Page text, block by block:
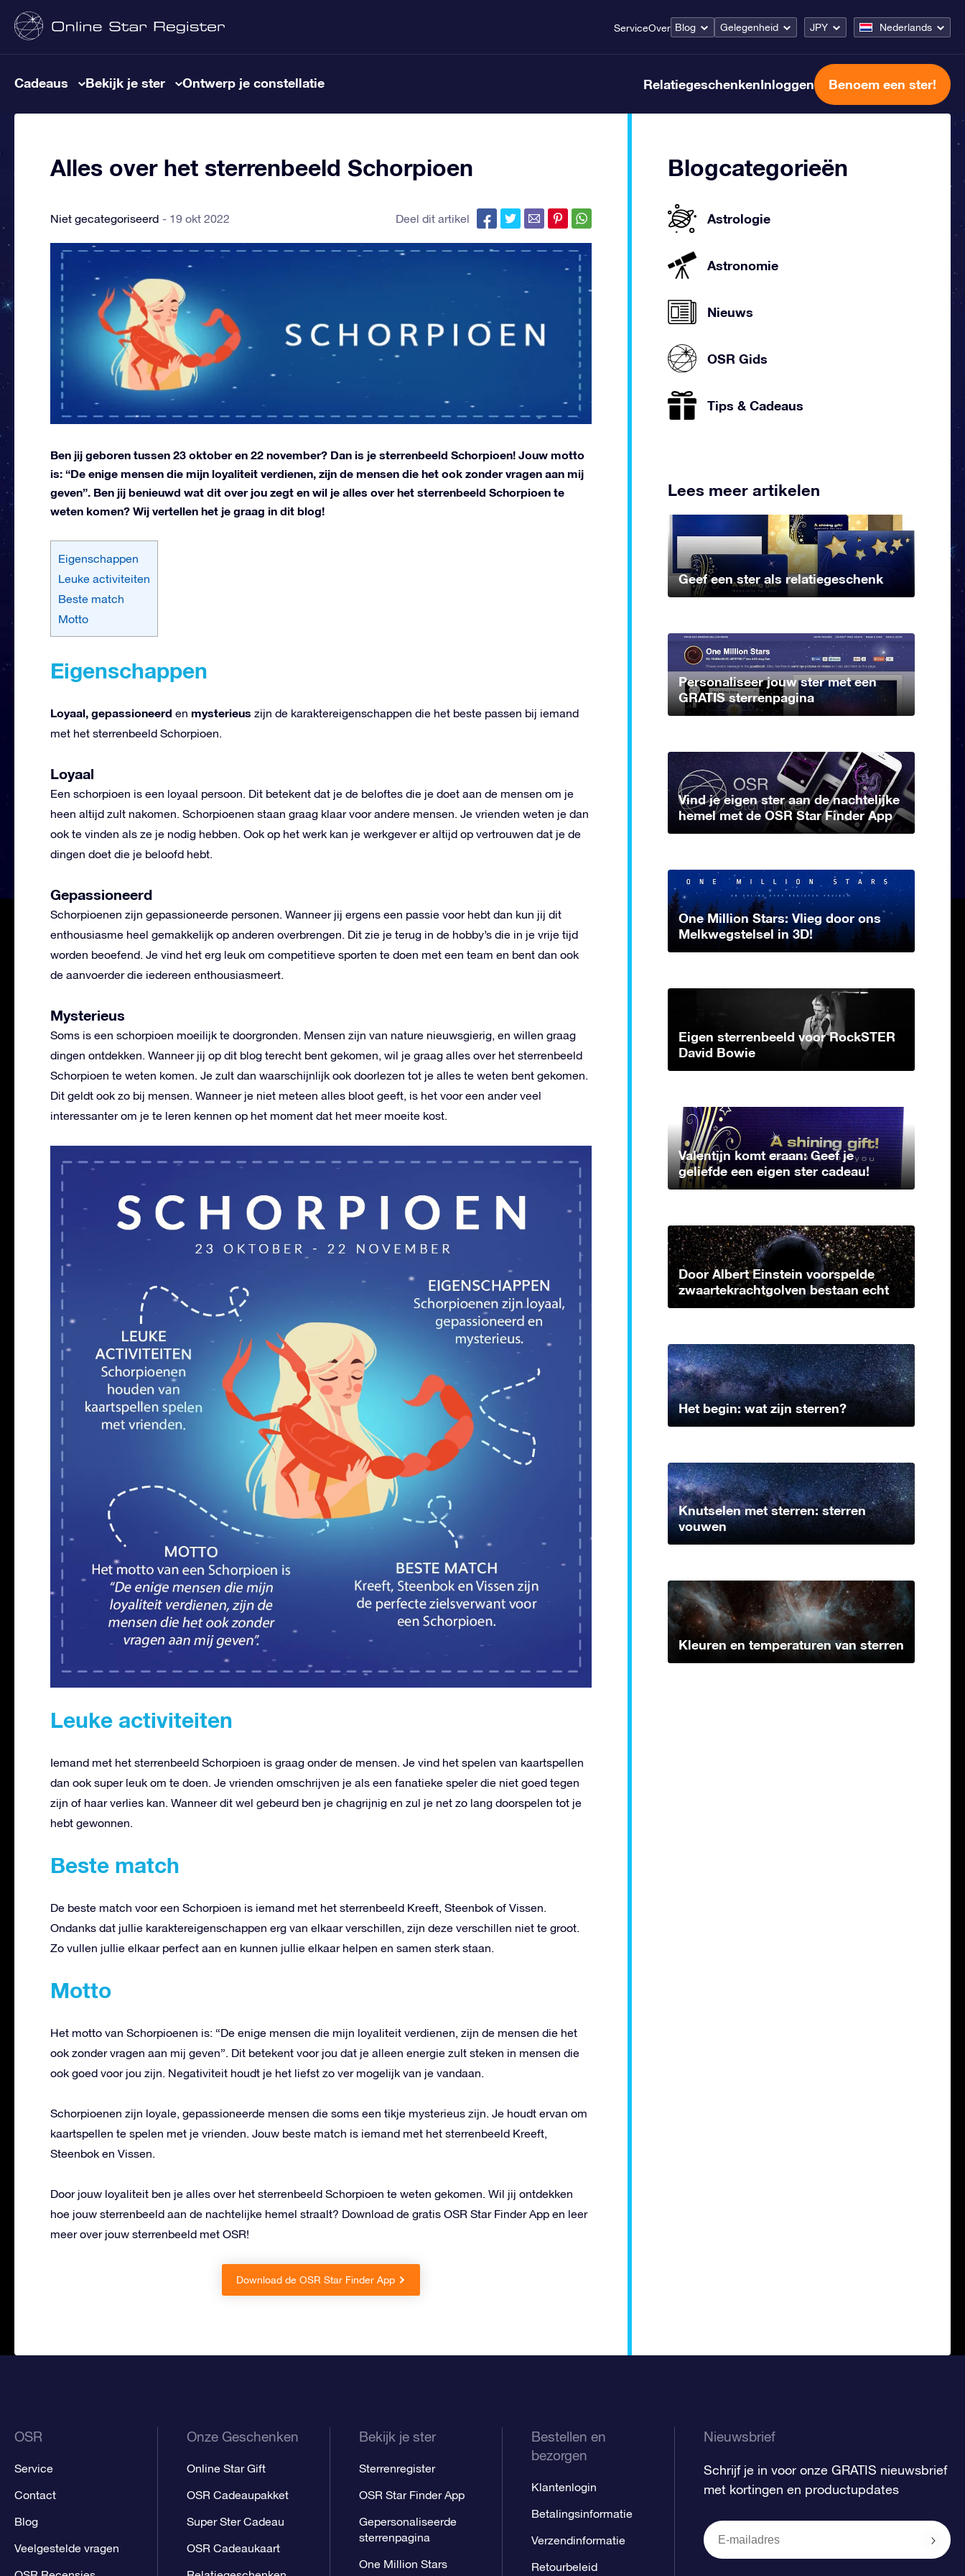
ServiceOver Blog Gelegenheid JPY Nederlands
Cadeaus Bekijk je ster Ontwerp je constellatie RelatiegeschenkenInloggen Benoem een ster!
Alles over het sterrenbeeld Schorpioen
Niet gecategoriseerd 19 okt 2022 Deel dit artikel
Ben jij geboren tussen 23 oktober en 22 november? Dan is je sterrenbeeld Schorpioen! Jouw motto
is: “De enige mensen die mijn loyaliteit verdienen, zijn de mensen die het ook zonder vragen aan mij
geven”. Ben jij benieuwd wat dit over jou zegt en wil je alles over het sterrenbeeld Schorpioen te
weten komen? Wij vertellen het je graag in dit blog!
Eigenschappen
Leuke activiteiten
Beste match
Motto
Eigenschappen
Loyaal, gepassioneerd en mysterieus zijn de karaktereigenschappen die het beste passen bij iemand
met het sterrenbeeld Schorpioen.
Loyaal
Een schorpioen is een loyaal persoon. Dit betekent dat je de beloftes die je doet aan de mensen om je
heen altijd zult nakomen. Schorpioenen staan graag klaar voor andere mensen. Je vrienden weten je dan
ook te vinden als ze je nodig hebben. Ook op het werk kan je werkgever er altijd op vertrouwen dat je de
dingen doet die je beloofd hebt.
Gepassioneerd
Schorpioenen zijn gepassioneerde personen. Wanneer jij ergens een passie voor hebt dan kun jij dit
enthousiasme heel gemakkelijk op anderen overbrengen. Dit zie je terug in de hobby’s die in je vrije tijd
worden beoefend. Je vind het erg leuk om competitieve sporten te doen met een team en bent dan ook
de aanvoerder die iedereen enthousiasmeert.
Mysterieus
Soms is een schorpioen moeilijk te doorgronden. Mensen zijn van nature nieuwsgierig, en willen graag
dingen ontdekken. Wanneer jij op dit blog terecht bent gekomen, wil je graag alles over het sterrenbeeld
Schorpioen te weten komen. Je zult dan waarschijnlijk ook doorlezen tot je alles te weten bent gekomen.
Dit geldt ook zo bij mensen. Wanneer je niet meteen alles bloot geeft, is het voor een ander veel
interessanter om je te leren kennen op het moment dat het meer moeite kost.
Leuke activiteiten
Iemand met het sterrenbeeld Schorpioen is graag onder de mensen. Je vind het spelen van kaartspellen
dan ook super leuk om te doen. Je vrienden omschrijven je als een fanatieke speler die niet goed tegen
zijn of haar verlies kan. Wanneer dit wel gebeurd ben je chagrijnig en zul je net zo lang doorspelen tot je
hebt gewonnen.
Beste match
De beste match voor een Schorpioen is iemand met het sterrenbeeld Kreeft, Steenbok of Vissen.
Ondanks dat jullie karaktereigenschappen erg van elkaar verschillen, zijn deze verschillen niet te groot.
Zo vullen jullie elkaar perfect aan en kunnen jullie elkaar helpen en samen sterk staan.
Motto
Het motto van Schorpioenen is: “De enige mensen die mijn loyaliteit verdienen, zijn de mensen die het
ook zonder vragen aan mij geven”. Dit betekent voor jou dat je alleen energie zult steken in mensen die
ook goed voor jou zijn. Negativiteit houdt je het liefst zo ver mogelijk van je vandaan.
Schorpioenen zijn loyale, gepassioneerde mensen die soms een tikje mysterieus zijn. Je houdt ervan om
kaartspellen te spelen met je vrienden. Jouw beste match is iemand met het sterrenbeeld Kreeft,
Steenbok en Vissen.
Door jouw loyaliteit ben je alles over het sterrenbeeld Schorpioen te weten gekomen. Wil jij ontdekken
hoe jouw sterrenbeeld aan de nachtelijke hemel straalt? Download de gratis OSR Star Finder App en leer
meer over jouw sterrenbeeld met OSR!
Download de OSR Star Finder App
Blogcategorieën
Astrologie
Astronomie
Nieuws
OSR Gids
Tips & Cadeaus
Lees meer artikelen
Geef een ster als relatiegeschenk
Personaliseer jouw ster met een
GRATIS sterrenpagina
Vind je eigen ster aan de nachtelijke
hemel met de OSR Star Finder App
One Million Stars: Vlieg door ons
Melkwegstelsel in 3D!
Eigen sterrenbeeld voor RockSTER
David Bowie
Valentijn komt eraan: Geef je
geliefde een eigen ster cadeau!
Door Albert Einstein voorspelde
zwaartekrachtgolven bestaan echt
Het begin: wat zijn sterren?
Knutselen met sterren: sterren
vouwen
Kleuren en temperaturen van sterren
OSR
Service
Contact
Blog
Veelgestelde vragen
Onze Geschenken
Online Star Gift
OSR Cadeaupakket
Super Ster Cadeau
OSR Cadeaukaart
Bekijk je ster
Sterrenregister
OSR Star Finder App
Gepersonaliseerde
sterrenpagina
One Million Stars
Bestellen en
bezorgen
Klantenlogin
Betalingsinformatie
Verzendinformatie
Retourbeleid
Nieuwsbrief
Schrijf je in voor onze GRATIS nieuwsbrief
met kortingen en productupdates